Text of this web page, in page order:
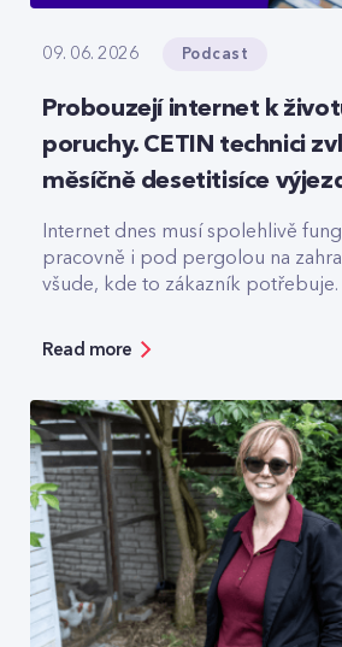
09. 06. 2026 Podcast
Probouzejí internet k
poruchy. CETIN technici
měsíčně desetitisíce
Internet dnes musí spolehlivě
pracovně i pod pergolou na
všude, kde to zákazník potřebuje.
Read more